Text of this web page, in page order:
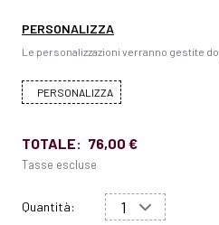
PERSONALIZZA
Le personalizzazioni verranno gestite
PERSONALIZZA
TOTALE: 76,00 €
Tasse escluse
Quantità: